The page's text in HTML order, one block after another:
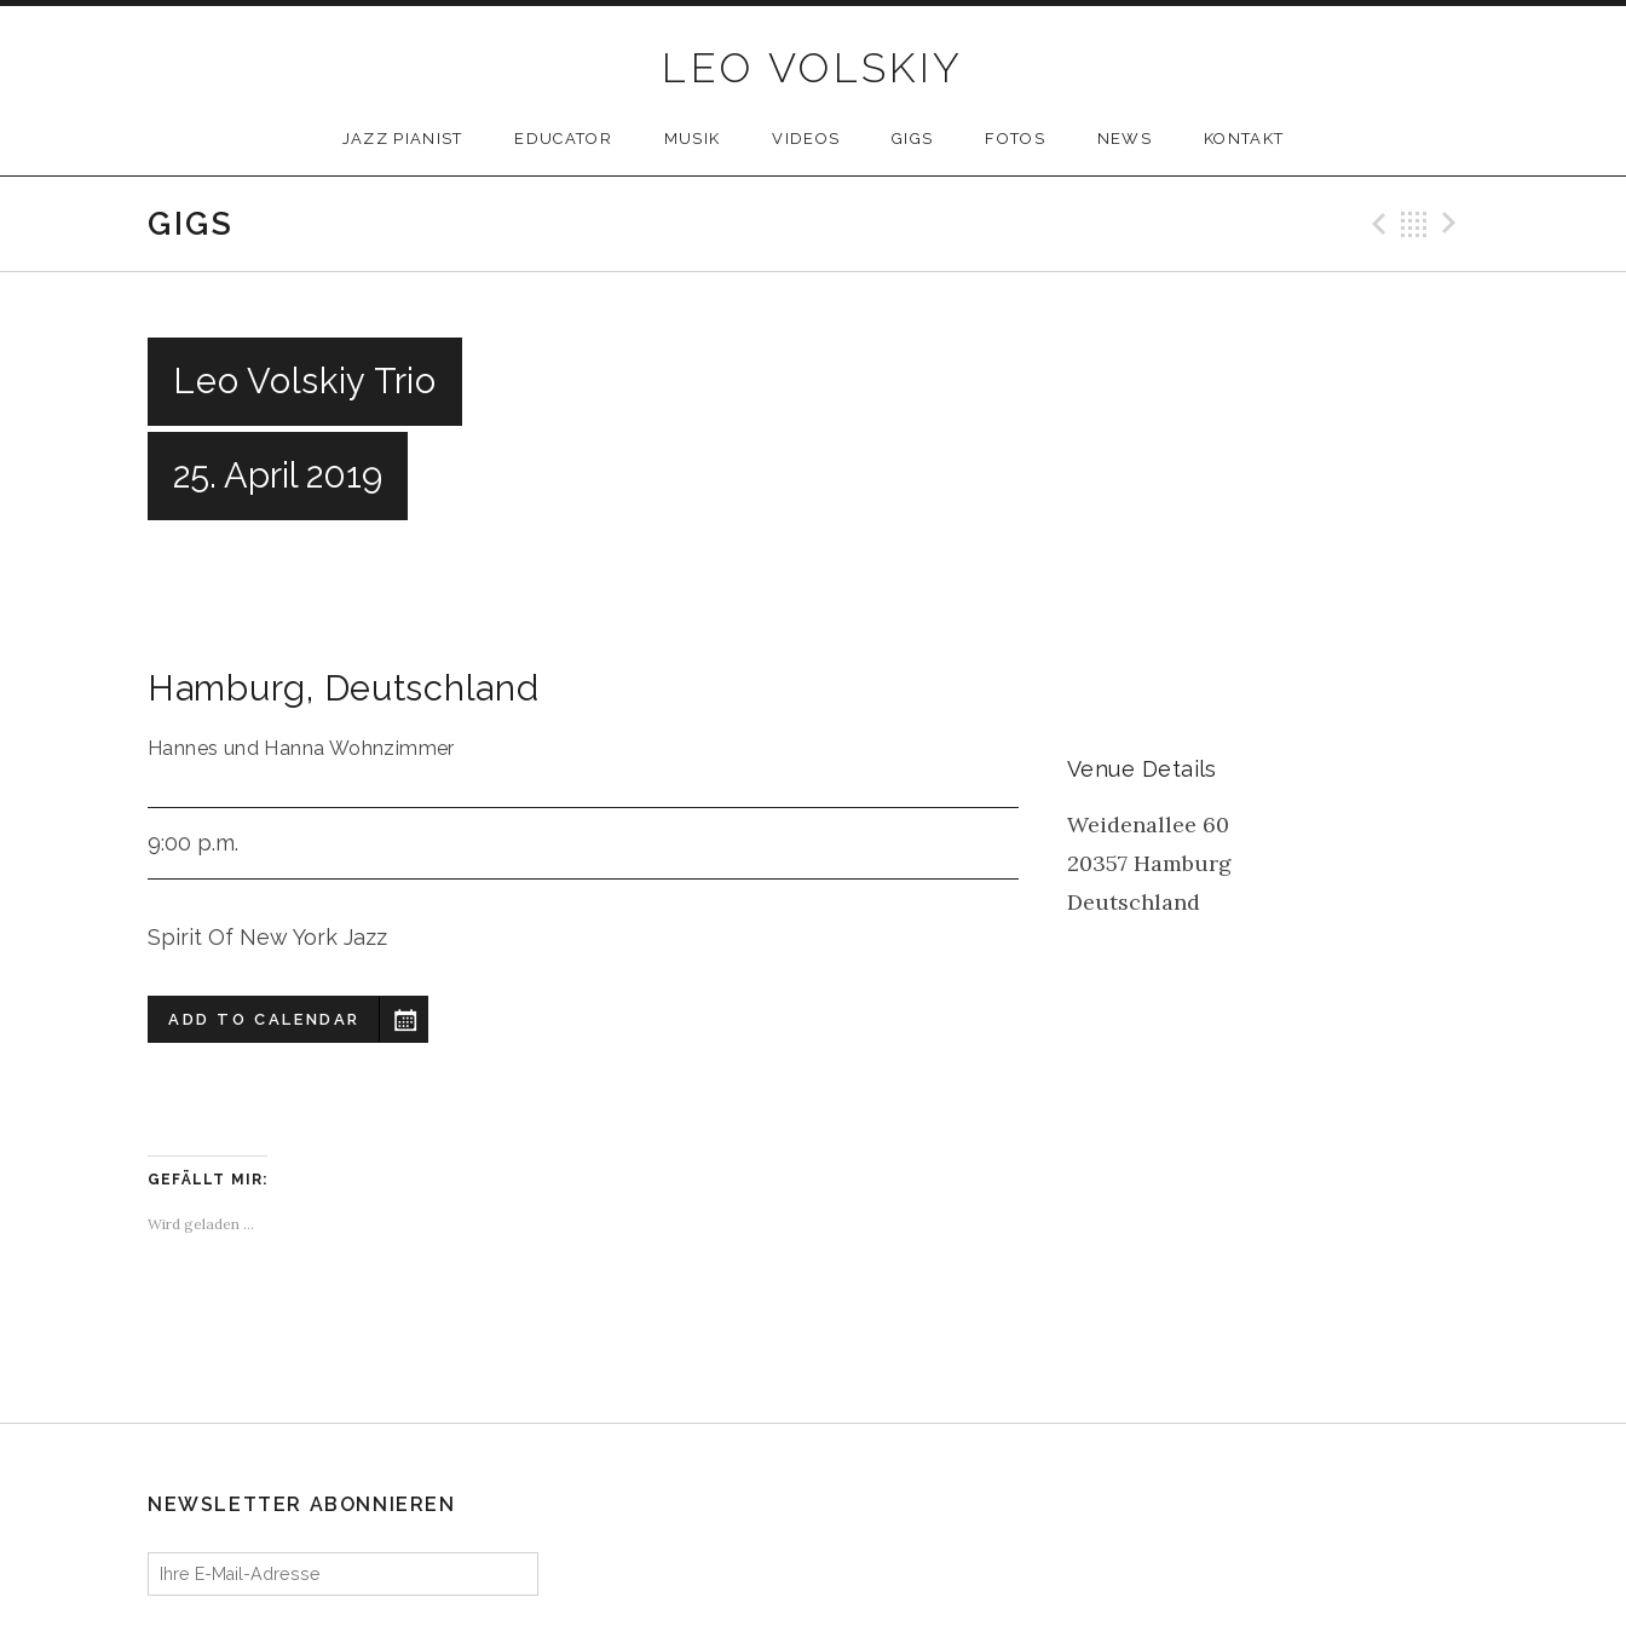
LEO VOLSKIY
JAZZ PIANIST EDUCATOR MUSIK VIDEOS GIGS FOTOS NEWS KONTAKT
GIGS Previous Gig
Back
Leo Volskiy Trio
25. April 2019
Hamburg, Deutschland
Hannes und Hanna Wohnzimmer
9:00 p.m.
Spirit Of New York Jazz
ADD TO CALENDAR
GEFÄLLT MIR:
Wird geladen …
Venue Details
Weidenallee 60
20357 Hamburg
Deutschland
NEWSLETTER ABONNIEREN
Ihre E-Mail-Adresse